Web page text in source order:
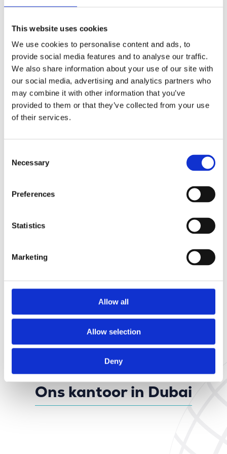
This website uses cookies
We use cookies to personalise content and ads, to
provide social media features and to analyse our traffic.
We also share information about your use of our site with
our social media, advertising and analytics partners who
may combine it with other information that you’ve
provided to them or that they’ve collected from your use
of their services.
Selection
Necessary
Preferences
Statistics
Marketing
Allow all
Allow selection
Deny
Automatiseer complexe Esri deployment
GaiaBuilder
Ons kantoor in Dubai